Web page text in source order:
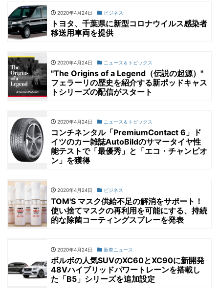
2020年4月24日 ビジネス
トヨタ、千葉県に新型コロナウイルス感染者
移送用車両を提供
2020年4月24日 ニュース＆トピックス
"The Origins of a Legend（伝説の起源）"
フェラーリの歴史を紹介する新ポッドキャス
トシリーズの配信がスタート
2020年4月24日 ニュース＆トピックス
コンチネンタル「PremiumContact 6」ド
イツのカー雑誌AutoBildのサマータイヤ性
能テストで「最優秀」と「エコ・チャンピオ
ン」を獲得
2020年4月24日 ビジネス
TOM'S マスク供給不足の解消をサポート！
使い捨てマスクの再利用を可能にする、持続
的な除菌コーティングスプレーを発表
2020年4月24日 新車ニュース
ボルボの人気SUVのXC60とXC90に新開発
48Vハイブリッドパワートレーンを搭載し
た「B5」シリーズを追加設定